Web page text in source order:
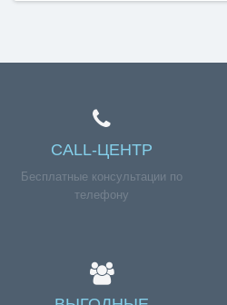
CALL-ЦЕНТР
Бесплатные консультации по
телефону